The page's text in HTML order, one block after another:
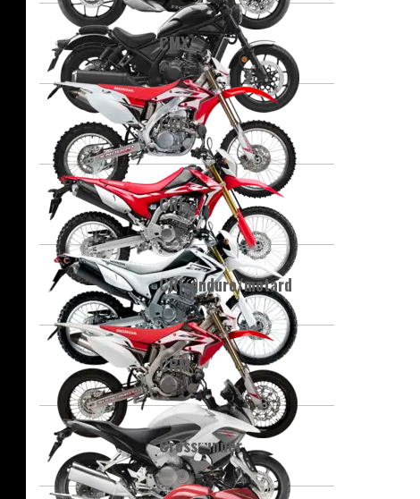
CMX
CRE
CRF
CRF enduro/motard
CRM
Crossrunner